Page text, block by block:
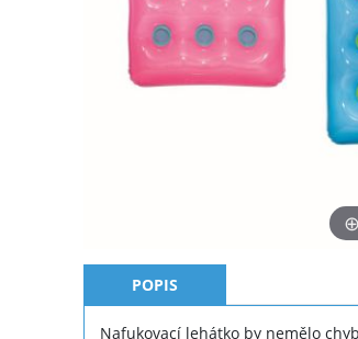
POPIS
Nafukovací lehátko by nemělo